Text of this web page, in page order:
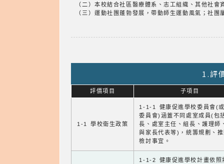
（二）本校結合社區醫療體系、志工組織、其他社
（三）運動社團蓬勃發展，帶動師生運動風氣；社
1.評
評價項目 子項目
1-1 學校衛生政策
1-1-1 健康促進學校委員會(
委員會)涵蓋不同處室成員(包
長、處室主任、組長、護理師
與家長代表等)，統籌規劃、
檢討事宜。
1-1-2 健康促進學校計畫依照